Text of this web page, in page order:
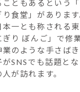
こともあるという
り食堂」がありま
本一とも称される
り ぼんご」で修
のような手さば
がSNSでも話題と
が訪れます。